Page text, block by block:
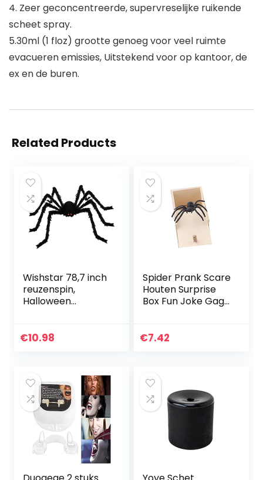
4. Zeer geconcentreerde, supervreselijke ruikende
scheet spray.
5.30ml (1 floz) grootte genoeg voor veel ruimte
evacueren emissies, Uitstekend voor op kantoor, de
ex en de buren.
Related Products
Wishstar 78,7 inch
reuzenspin,
Halloween
Halloween
€10.98
Spider Prank Scare
Houten Surprise
Box Fun Joke Gags
€7.42